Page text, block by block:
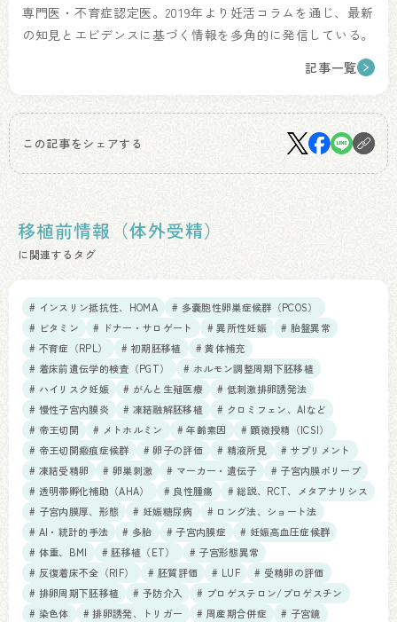
専門医・不育症認定医。2019年より妊活コラムを通じ、最新
の知見とエビデンスに基づく情報を多角的に発信している。
記事一覧
この記事をシェアする
移植前情報（体外受精）
に関連するタグ
# インスリン抵抗性、HOMA
# 多嚢胞性卵巣症候群（PCOS）
# ビタミン
# ドナー・サロゲート # 異所性妊娠
# 胎盤異常
# 不育症（RPL）
# 初期胚移植
# 黄体補充
# 着床前遺伝学的検査（PGT）
# ホルモン調整周期下胚移植
# ハイリスク妊娠
# がんと生殖医療
# 低刺激排卵誘発法
# 慢性子宮内膜炎
# 凍結融解胚移植
# クロミフェン、AIなど
# 帝王切開
# メトホルミン # 年齢素因
# 顕微授精（ICSI）
# 帝王切開瘢痕症候群
# 卵子の評価 # 精液所見
# サプリメント
# 凍結受精卵
# 卵巣刺激 # マーカー・遺伝子
# 子宮内膜ポリープ
# 透明帯孵化補助（AHA）
# 良性腫瘍
# 総説、RCT、メタアナリシス
# 子宮内膜厚、形態
# 妊娠糖尿病
# ロング法、ショート法
# AI・統計的手法
# 多胎 # 子宮内膜症
# 妊娠高血圧症候群
# 体重、BMI
# 胚移植（ET）
# 子宮形態異常
# 反復着床不全（RIF）
# 胚質評価 # LUF
# 受精卵の評価
# 排卵周期下胚移植
# 予防介入
# プロゲステロン/プロゲスチン
# 染色体
# 排卵誘発、トリガー # 周産期合併症 # 子宮鏡